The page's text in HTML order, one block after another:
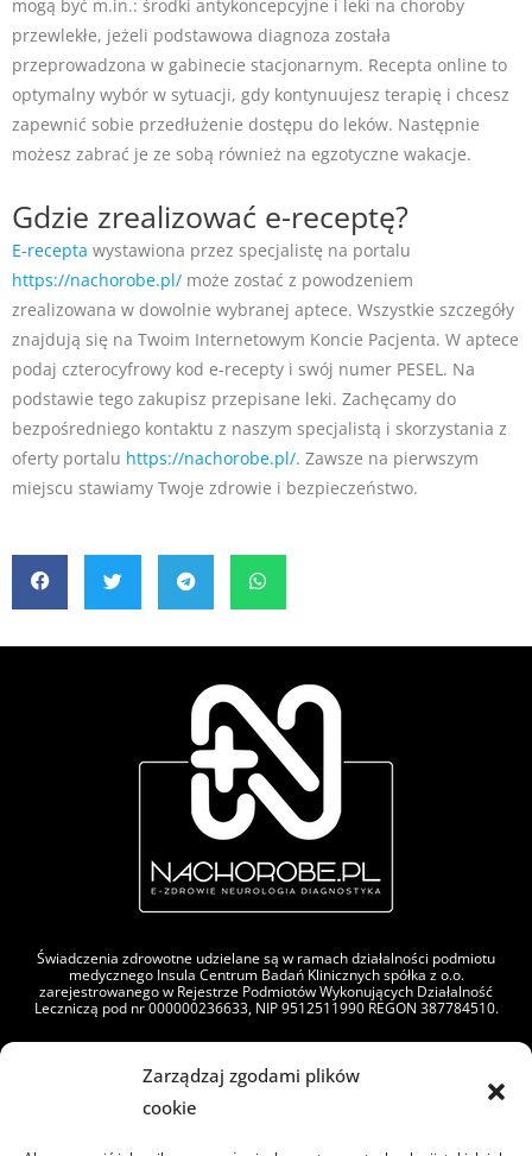
Zarządzaj zgodami plików
cookie
mogą być m.in.: środki antykoncepcyjne i leki na choroby
przewlekłe, jeżeli podstawowa diagnoza została
przeprowadzona w gabinecie stacjonarnym. Recepta online to
optymalny wybór w sytuacji, gdy kontynuujesz terapię i chcesz
zapewnić sobie przedłużenie dostępu do leków. Następnie
możesz zabrać je ze sobą również na egzotyczne wakacje.
Gdzie zrealizować e-receptę?
E-recepta wystawiona przez specjalistę na portalu
https://nachorobe.pl/ może zostać z powodzeniem
zrealizowana w dowolnie wybranej aptece. Wszystkie szczegóły
znajdują się na Twoim Internetowym Koncie Pacjenta. W aptece
podaj czterocyfrowy kod e-recepty i swój numer PESEL. Na
podstawie tego zakupisz przepisane leki. Zachęcamy do
bezpośredniego kontaktu z naszym specjalistą i skorzystania z
oferty portalu https://nachorobe.pl/. Zawsze na pierwszym
miejscu stawiamy Twoje zdrowie i bezpieczeństwo.
Świadczenia zdrowotne udzielane są w ramach działalności podmiotu
medycznego Insula Centrum Badań Klinicznych spółka z o.o.
zarejestrowanego w Rejestrze Podmiotów Wykonujących Działalność
Leczniczą pod nr 000000236633, NIP 9512511990 REGON 387784510.